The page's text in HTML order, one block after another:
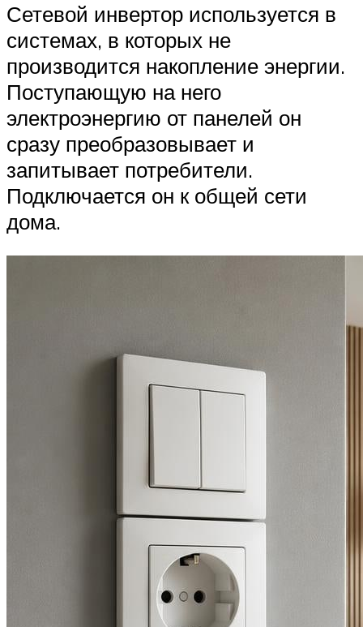
Сетевой инвертор используется в
системах, в которых не
производится накопление энергии.
Поступающую на него
электроэнергию от панелей он
сразу преобразовывает и
запитывает потребители.
Подключается он к общей сети
дома.